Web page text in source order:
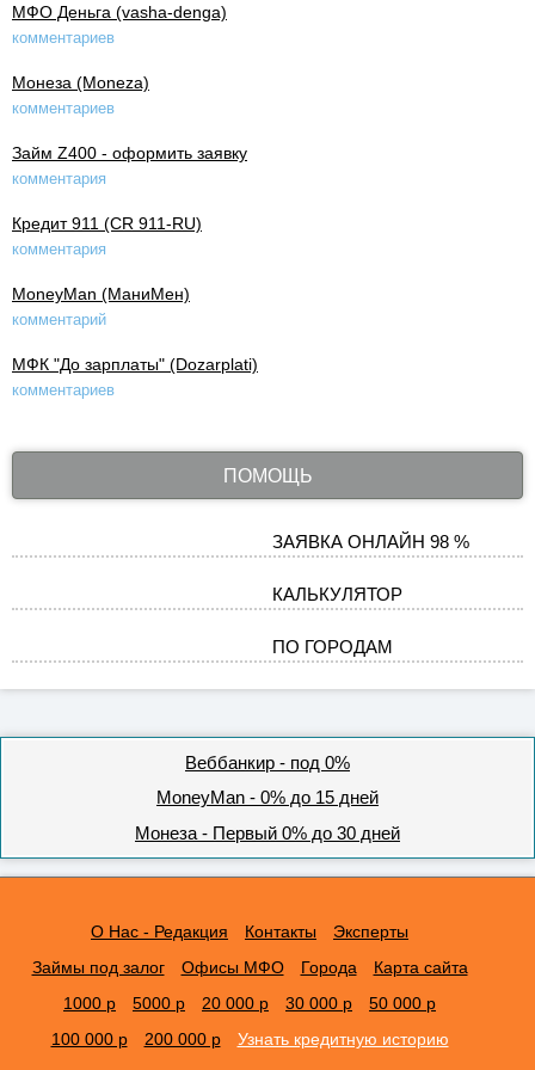
МФО Деньга (vasha-denga)
комментариев
Монеза (Moneza)
комментариев
Займ Z400 - оформить заявку
комментария
Кредит 911 (CR 911-RU)
комментария
MoneyMan (МаниМен)
комментарий
МФК "До зарплаты" (Dozarplati)
комментариев
ПОМОЩЬ
ЗАЯВКА ОНЛАЙН 98 %
КАЛЬКУЛЯТОР
ПО ГОРОДАМ
Веббанкир - под 0%
MoneyMan - 0% до 15 дней
Монеза - Первый 0% до 30 дней
О Нас - Редакция Контакты
Эксперты
Займы под залог
Офисы МФО Города
Карта сайта
1000 р
5000 р 20 000 р 30 000 р
50 000 р
100 000 р
200 000 р Узнать кредитную историю